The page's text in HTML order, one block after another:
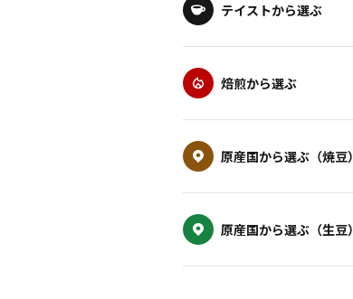
テイストから選ぶ
焙煎から選ぶ
原産国から選ぶ（焼豆）
原産国から選ぶ（生豆）